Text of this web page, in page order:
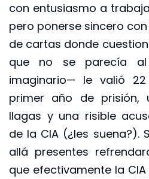
con entusiasmo a
pero ponerse sincero
de cartas donde
que no se parecía
imaginario— le valió
primer año de prisión,
llagas y una risible
de la CIA (¿les suena?).
allá presentes
que efectivamente la